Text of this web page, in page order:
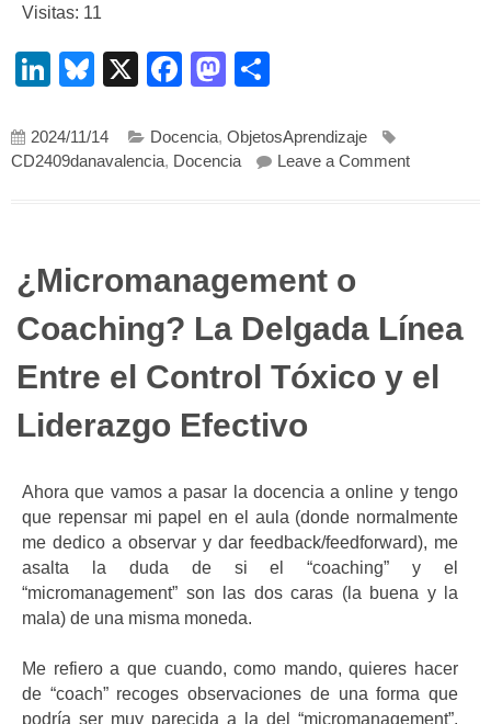
Visitas: 11
LinkedIn
Bluesky
X Facebook
Mastodon
2024/11/14 Docencia, ObjetosAprendizaje
CD2409danavalencia, Docencia Leave a Commenton El
¿Micromanagement o
Coaching? La Delgada Línea
Entre el Control Tóxico y el
Liderazgo Efectivo
Ahora que vamos a pasar la docencia a online y tengo
que repensar mi papel en el aula (donde normalmente
me dedico a observar y dar feedback/feedforward), me
asalta la duda de si el “coaching” y el
“micromanagement” son las dos caras (la buena y la
mala) de una misma moneda.
Me refiero a que cuando, como mando, quieres hacer
de “coach” recoges observaciones de una forma que
podría ser muy parecida a la del “micromanagement”.